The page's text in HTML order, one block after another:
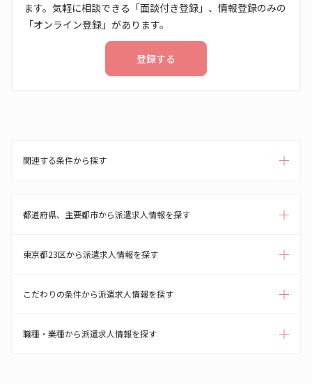
ます。気軽に相談できる「面談付き登録」、情報登録のみの
「オンライン登録」があります。
登録する
関連する条件から探す
都道府県、主要都市から派遣求人情報を探す
東京都23区から派遣求人情報を探す
こだわりの条件から派遣求人情報を探す
職種・業種から派遣求人情報を探す